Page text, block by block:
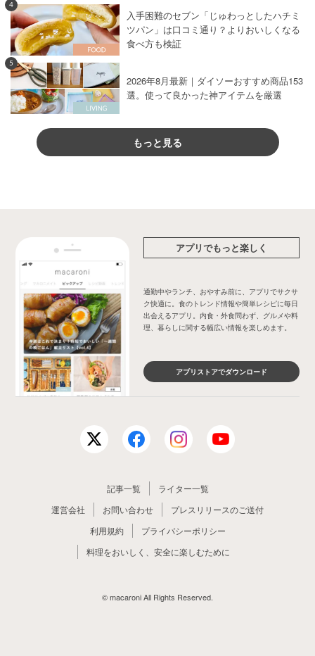
4
入手困難のセブン「じゅわっとしたハチミ
ツパン」は口コミ通り？よりおいしくなる
食べ方も検証
5
2026年8月最新｜ダイソーおすすめ商品153
選。使って良かった神アイテムを厳選
もっと見る
アプリでもっと楽しく
通勤中やランチ、おやすみ前に、アプリでサクサ
ク快適に。食のトレンド情報や簡単レシピに毎日
出会えるアプリ。内食・外食問わず、グルメや料
理、暮らしに関する幅広い情報を楽しめます。
アプリストアでダウンロード
記事一覧
ライター一覧
運営会社
お問い合わせ
プレスリリースのご送付
利用規約
プライバシーポリシー
料理をおいしく、安全に楽しむために
© macaroni All Rights Reserved.